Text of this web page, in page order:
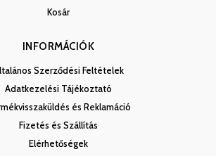
Kosár
INFORMÁCIÓK
Szerződési Feltételek
Adatkezelési Tájékoztató
és Reklamáció
Fizetés és Szállítás
Elérhetőségek